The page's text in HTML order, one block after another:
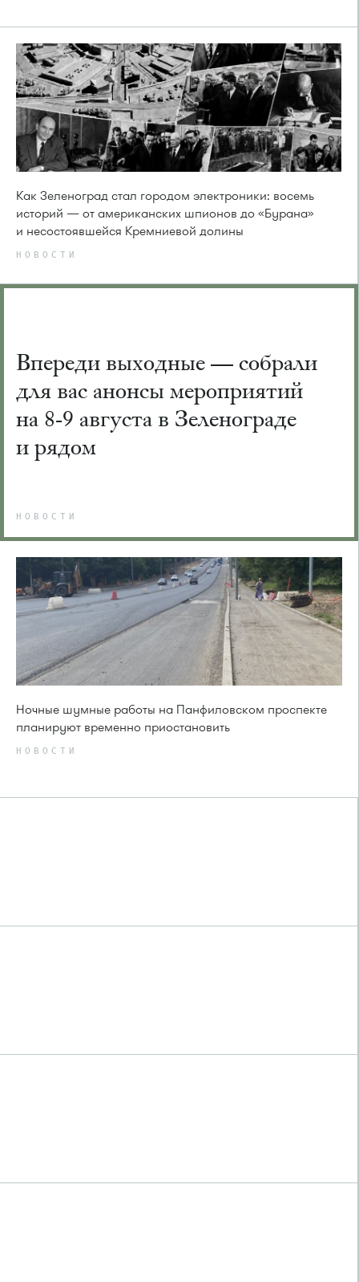
Как Зеленоград стал городом электроники: восемь
историй — от американских шпионов до «Бурана»
и несостоявшейся Кремниевой долины
НОВОСТИ
Впереди выходные — собрали
для вас анонсы мероприятий
на 8-9 августа в Зеленограде
и рядом
НОВОСТИ
Ночные шумные работы на Панфиловском проспекте
планируют временно приостановить
НОВОСТИ